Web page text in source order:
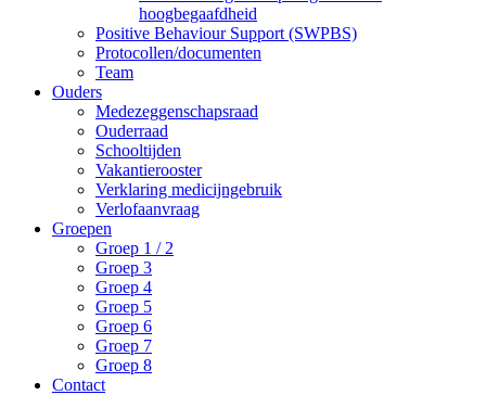
hoogbegaafdheid
Positive Behaviour Support (SWPBS)
Protocollen/documenten
Team
Ouders
Medezeggenschapsraad
Ouderraad
Schooltijden
Vakantierooster
Verklaring medicijngebruik
Verlofaanvraag
Groepen
Groep 1 / 2
Groep 3
Groep 4
Groep 5
Groep 6
Groep 7
Groep 8
Contact